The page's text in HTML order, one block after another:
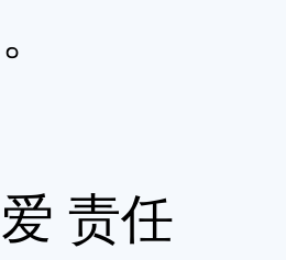
责任